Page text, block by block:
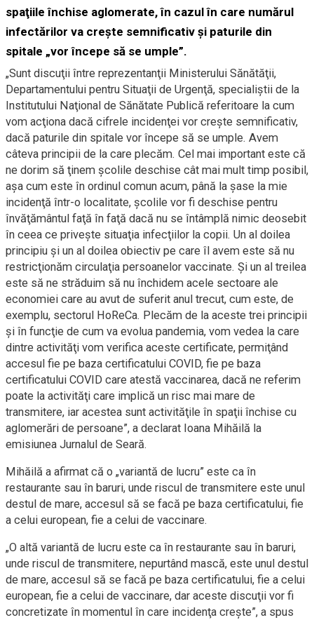
spaţiile închise aglomerate, în cazul în care numărul
infectărilor va creşte semnificativ şi paturile din
spitale „vor începe să se umple”.
„Sunt discuţii între reprezentanţii Ministerului Sănătăţii,
Departamentului pentru Situaţii de Urgenţă, specialiştii de la
Institutului Naţional de Sănătate Publică referitoare la cum
vom acţiona dacă cifrele incidenţei vor creşte semnificativ,
dacă paturile din spitale vor începe să se umple. Avem
câteva principii de la care plecăm. Cel mai important este că
ne dorim să ţinem şcolile deschise cât mai mult timp posibil,
aşa cum este în ordinul comun acum, până la şase la mie
incidenţă într-o localitate, şcolile vor fi deschise pentru
învăţământul faţă în faţă dacă nu se întâmplă nimic deosebit
în ceea ce priveşte situaţia infecţiilor la copii. Un al doilea
principiu şi un al doilea obiectiv pe care îl avem este să nu
restricţionăm circulaţia persoanelor vaccinate. Şi un al treilea
este să ne străduim să nu închidem acele sectoare ale
economiei care au avut de suferit anul trecut, cum este, de
exemplu, sectorul HoReCa. Plecăm de la aceste trei principii
şi în funcţie de cum va evolua pandemia, vom vedea la care
dintre activităţi vom verifica aceste certificate, permiţând
accesul fie pe baza certificatului COVID, fie pe baza
certificatului COVID care atestă vaccinarea, dacă ne referim
poate la activităţi care implică un risc mai mare de
transmitere, iar acestea sunt activităţile în spaţii închise cu
aglomerări de persoane”, a declarat Ioana Mihăilă la
emisiunea Jurnalul de Seară.
Mihăilă a afirmat că o „variantă de lucru” este ca în
restaurante sau în baruri, unde riscul de transmitere este unul
destul de mare, accesul să se facă pe baza certificatului, fie
a celui european, fie a celui de vaccinare.
„O altă variantă de lucru este ca în restaurante sau în baruri,
unde riscul de transmitere, nepurtând mască, este unul destul
de mare, accesul să se facă pe baza certificatului, fie a celui
european, fie a celui de vaccinare, dar aceste discuţii vor fi
concretizate în momentul în care incidenţa creşte”, a spus